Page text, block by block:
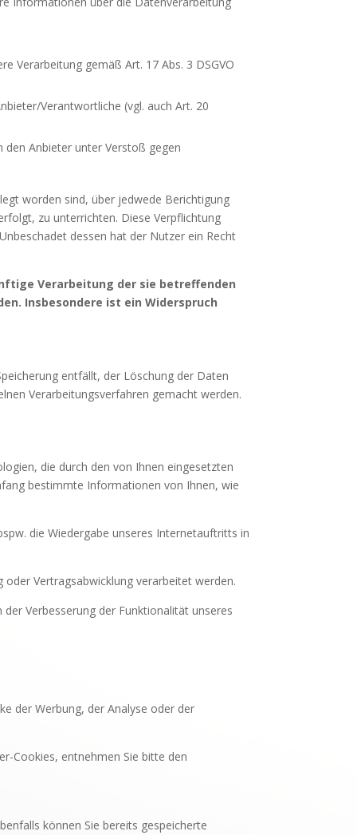
Verarbeitung gemäß Art. 17 Abs. 3 DSGVO
Verantwortliche (vgl. auch Art. 20
Anbieter unter Verstoß gegen
worden sind, über jedwede Berichtigung
zu unterrichten. Diese Verpflichtung
dessen hat der Nutzer ein Recht
Verarbeitung der sie betreffenden
Insbesondere ist ein Widerspruch
entfällt, der Löschung der Daten
Verarbeitungsverfahren gemacht werden.
die durch den von Ihnen eingesetzten
bestimmte Informationen von Ihnen, wie
die Wiedergabe unseres Internetauftritts in
oder Vertragsabwicklung verarbeitet werden.
Verbesserung der Funktionalität unseres
der Werbung, der Analyse oder der
Cookies, entnehmen Sie bitte den
können Sie bereits gespeicherte